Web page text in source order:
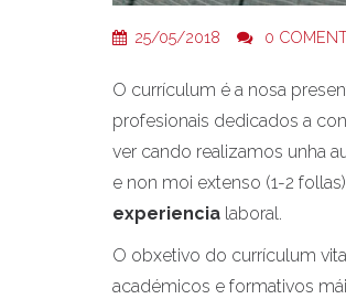
25/05/2018 0
O currículum é a nosa
profesionais dedicados a
ver cando realizamos unha
e non moi extenso (1-2
experiencia laboral.
O obxetivo do currículum
académicos e formativos